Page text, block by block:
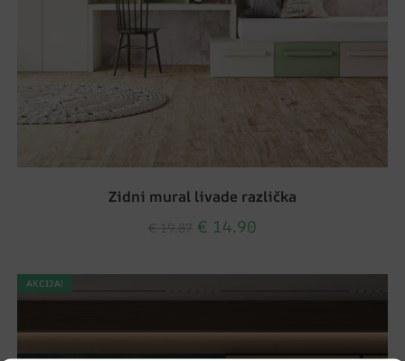
Zidni mural livade različka
€ 14.90
AKCIJA!